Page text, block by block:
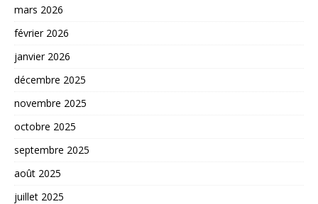
mars 2026
février 2026
janvier 2026
décembre 2025
novembre 2025
octobre 2025
septembre 2025
août 2025
juillet 2025